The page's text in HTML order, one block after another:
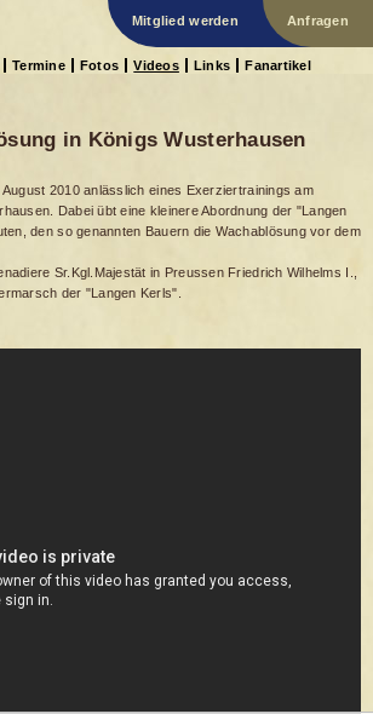
Mitglied werden Anfragen
Termine Fotos Videos Links Fanartikel
in Königs Wusterhausen
2010 anlässlich eines Exerziertrainings am
Dabei übt eine kleinere Abordnung der "Langen
den so genannten Bauern die Wachablösung vor dem
Sr.Kgl.Majestät in Preussen Friedrich Wilhelms I.,
der "Langen Kerls".